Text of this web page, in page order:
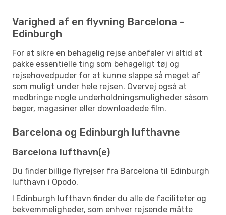
Varighed af en flyvning Barcelona -
Edinburgh
For at sikre en behagelig rejse anbefaler vi altid at
pakke essentielle ting som behageligt tøj og
rejsehovedpuder for at kunne slappe så meget af
som muligt under hele rejsen. Overvej også at
medbringe nogle underholdningsmuligheder såsom
bøger, magasiner eller downloadede film.
Barcelona og Edinburgh lufthavne
Barcelona lufthavn(e)
Du finder billige flyrejser fra Barcelona til Edinburgh
lufthavn i Opodo.
I Edinburgh lufthavn finder du alle de faciliteter og
bekvemmeligheder, som enhver rejsende måtte